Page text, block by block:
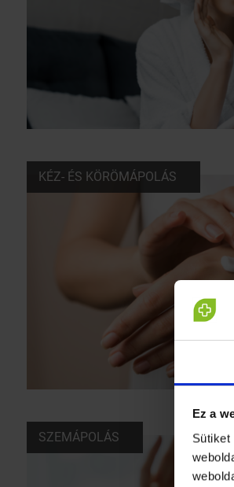
Ez a
KÉZ- ÉS KÖRÖMÁPOLÁS
SZEMÁPOLÁS